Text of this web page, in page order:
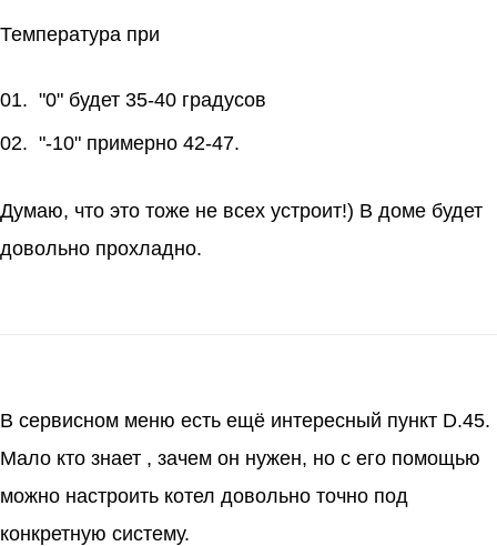
Температура при
"0" будет 35-40 градусов
"-10" примерно 42-47.
Думаю, что это тоже не всех устроит!) В доме будет
довольно прохладно.
В сервисном меню есть ещё интересный пункт D.45.
Мало кто знает , зачем он нужен, но с его помощью
можно настроить котел довольно точно под
конкретную систему.